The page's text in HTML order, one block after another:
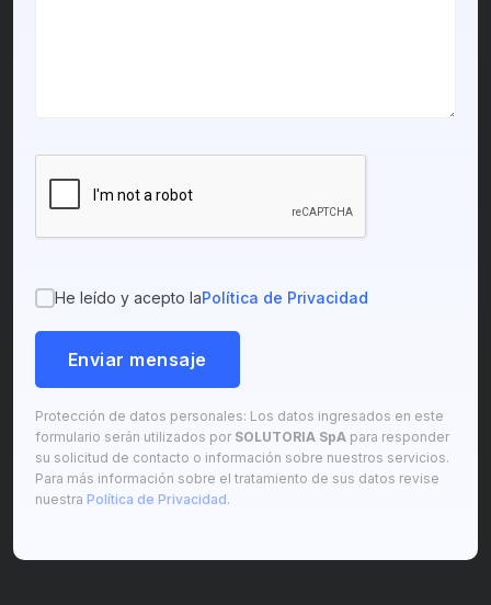
He leído y acepto laPolítica de Privacidad
Enviar mensaje
Protección de datos personales: Los datos ingresados en este
formulario serán utilizados por SOLUTORIA SpA para responder
su solicitud de contacto o información sobre nuestros servicios.
Para más información sobre el tratamiento de sus datos revise
nuestra Política de Privacidad.